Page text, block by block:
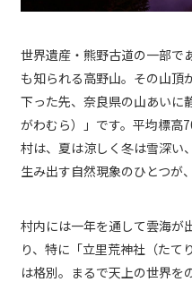
世界遺産・熊野古道の一部で
も知られる高野山。その山頂
下った先、奈良県の山あいに
がわむら）」です。平均標高
村は、夏は涼しく冬は雪深い
生み出す自然現象のひとつが
村内には一年を通して雲海が
り、特に「立里荒神社（たて
は格別。まるで天上の世界を